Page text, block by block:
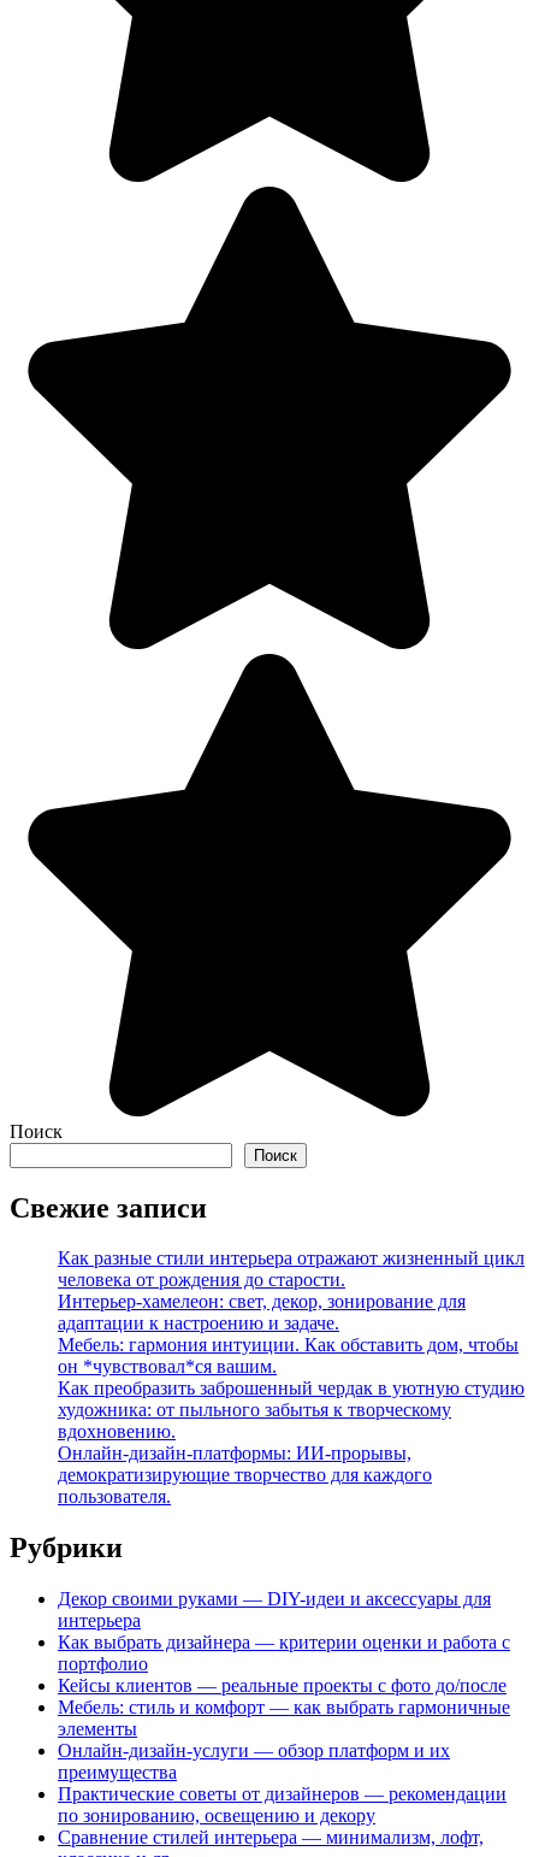
Поиск
Поиск
Свежие записи
Как разные стили интерьера отражают жизненный цикл
человека от рождения до старости.
Интерьер-хамелеон: свет, декор, зонирование для
адаптации к настроению и задаче.
Мебель: гармония интуиции. Как обставить дом, чтобы
он *чувствовал*ся вашим.
Как преобразить заброшенный чердак в уютную студию
художника: от пыльного забытья к творческому
вдохновению.
Онлайн-дизайн-платформы: ИИ-прорывы,
демократизирующие творчество для каждого
пользователя.
Рубрики
Декор своими руками — DIY-идеи и аксессуары для
интерьера
Как выбрать дизайнера — критерии оценки и работа с
портфолио
Кейсы клиентов — реальные проекты с фото до/после
Мебель: стиль и комфорт — как выбрать гармоничные
элементы
Онлайн-дизайн-услуги — обзор платформ и их
преимущества
Практические советы от дизайнеров — рекомендации
по зонированию, освещению и декору
Сравнение стилей интерьера — минимализм, лофт,